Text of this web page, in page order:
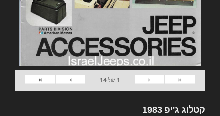
«
‹
1 של14
›
»
קטלוג ג'יפ 1983